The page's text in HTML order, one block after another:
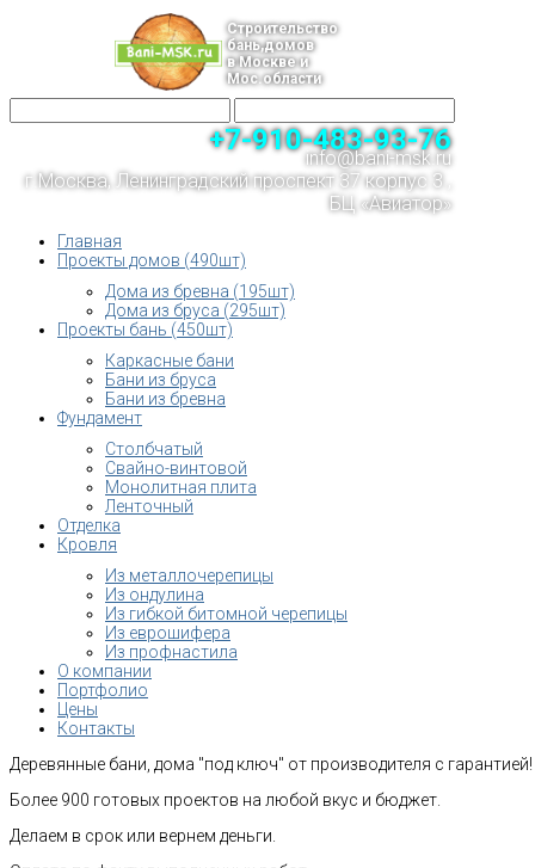
Строительство
бань,домов
в Москве и
Мос.области
+7-910-483-93-76
info@bani-msk.ru
г.Москва, Ленинградский проспект 37 корпус 3 ,
БЦ «Авиатор»
Главная
Проекты домов (490шт)
Дома из бревна (195шт)
Дома из бруса (295шт)
Проекты бань (450шт)
Каркасные бани
Бани из бруса
Бани из бревна
Фундамент
Столбчатый
Свайно-винтовой
Монолитная плита
Ленточный
Отделка
Кровля
Из металлочерепицы
Из ондулина
Из гибкой битомной черепицы
Из еврошифера
Из профнастила
О компании
Портфолио
Цены
Контакты
Деревянные бани, дома "под ключ" от производителя с гарантией!
Более 900 готовых проектов на любой вкус и бюджет.
Делаем в срок или вернем деньги.